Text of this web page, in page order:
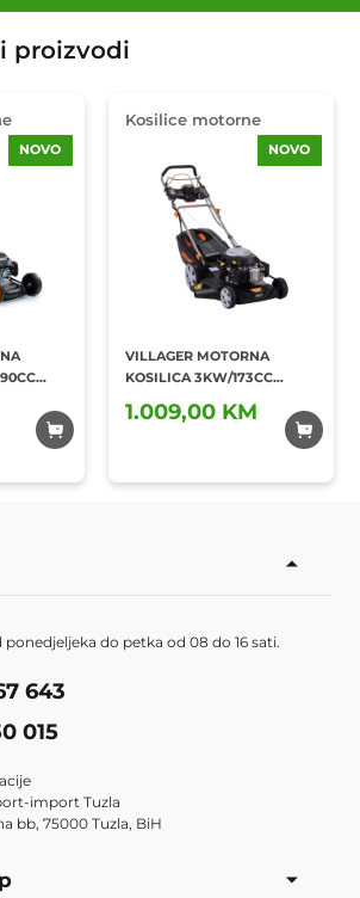
proizvodi
NOVO
Kosilice motorne
NOVO
VILLAGER MOTORNA
KOSILICA 3KW/173CC
1.009,00 KM
Dodaj u
ponedjeljeka do petka od 08 do 16 sati.
643
015
import Tuzla
bb, 75000 Tuzla, BiH